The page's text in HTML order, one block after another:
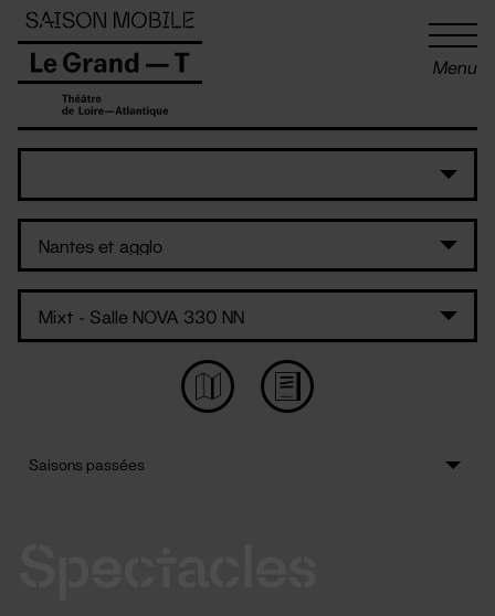
Menu
Panneau de gestion des cookies